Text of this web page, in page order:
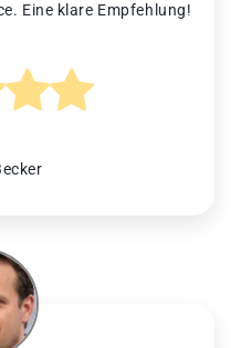
Eine klare Empfehlung!